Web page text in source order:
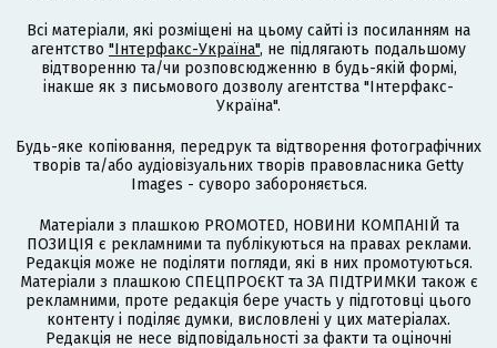
Всі матеріали, які розміщені на цьому сайті із посиланням на
агентство "Інтерфакс-Україна", не підлягають подальшому
відтворенню та/чи розповсюдженню в будь-якій формі,
інакше як з письмового дозволу агентства "Інтерфакс-
Україна".
Будь-яке копіювання, передрук та відтворення фотографічних
творів та/або аудіовізуальних творів правовласника Getty
Images - суворо забороняється.
Матеріали з плашкою PROMOTED, НОВИНИ КОМПАНІЙ та
ПОЗИЦІЯ є рекламними та публікуються на правах реклами.
Редакція може не поділяти погляди, які в них промотуються.
Матеріали з плашкою СПЕЦПРОЄКТ та ЗА ПІДТРИМКИ також є
рекламними, проте редакція бере участь у підготовці цього
контенту і поділяє думки, висловлені у цих матеріалах.
Редакція не несе відповідальності за факти та оціночні